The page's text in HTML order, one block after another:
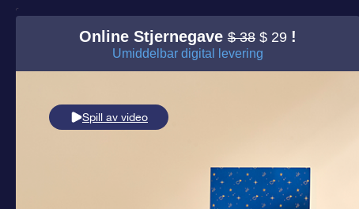
Online Stjernegave$ 38 $ 29 !
Umiddelbar digital levering
Spill av video